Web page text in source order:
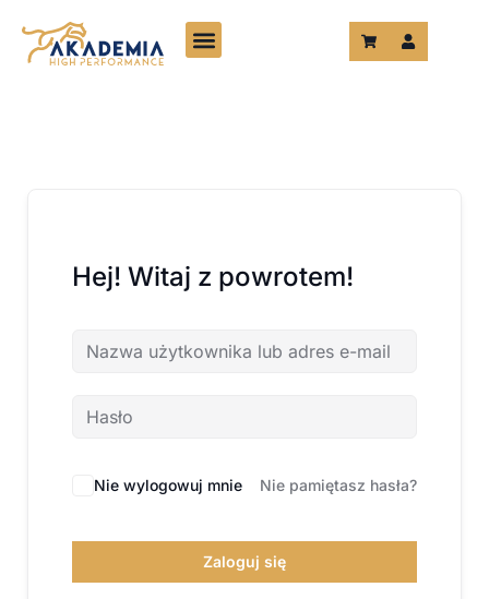
treści
Hej! Witaj z powrotem!
Nie wylogowuj mnie Nie pamiętasz hasła?
Zaloguj się